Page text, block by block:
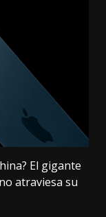
El gigante
atraviesa su